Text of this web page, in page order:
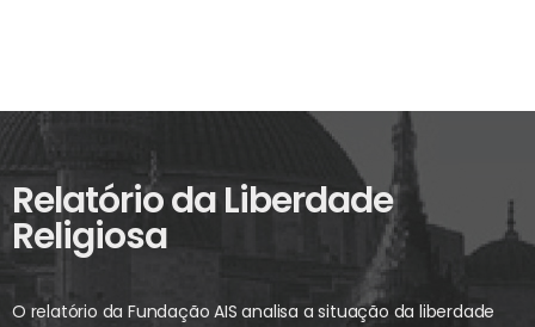
Relatório da Liberdade
Religiosa
O relatório da Fundação AIS analisa a situação da liberdade